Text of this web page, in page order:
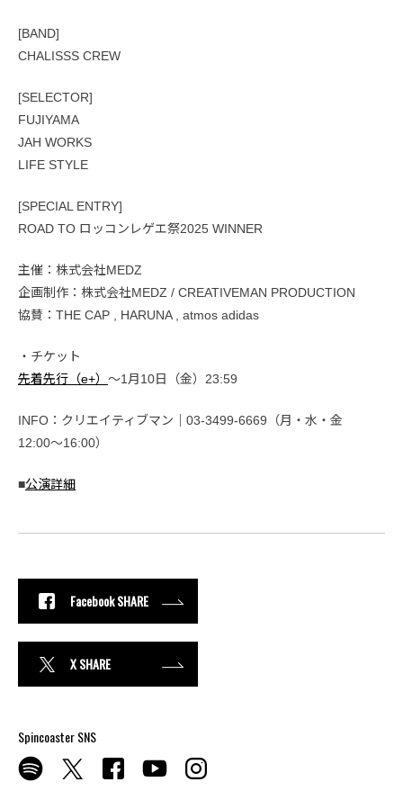
[BAND]
CHALISSS CREW
[SELECTOR]
FUJIYAMA
JAH WORKS
LIFE STYLE
[SPECIAL ENTRY]
ROAD TO ロッコンレゲエ祭2025 WINNER
主催：株式会社MEDZ
企画制作：株式会社MEDZ / CREATIVEMAN PRODUCTION
協賛：THE CAP , HARUNA , atmos adidas
・チケット
先着先行（e+） 〜1月10日（金）23:59
INFO：クリエイティブマン｜03-3499-6669（月・水・金
12:00〜16:00）
■公演詳細
Facebook SHARE
X SHARE
Spincoaster SNS